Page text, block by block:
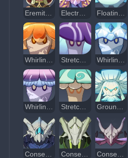
Electro Regisvine
Stretch Electro Fungus
Whirling Electro Fungus Stretchy Anemo Fungus Grounded Hydroshroom